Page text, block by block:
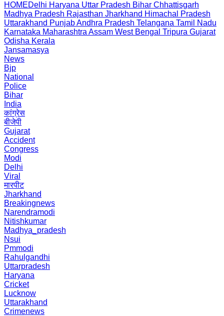
HOMEDelhi Haryana Uttar Pradesh Bihar Chhattisgarh
Madhya Pradesh Rajasthan Jharkhand Himachal Pradesh
Uttarakhand PunjabAndhra Pradesh Telangana Tamil Nadu
Karnataka Maharashtra Assam West Bengal Tripura Gujarat
Odisha Kerala
Jansamasya
News
Bjp
National
Police
Bihar
India
कांग्रेस
बीजेपी
Gujarat
Accident
Congress
Modi
Delhi
Viral
मारपीट
Jharkhand
Breakingnews
Narendramodi
Nitishkumar
Madhya_pradesh
Nsui
Pmmodi
Rahulgandhi
Uttarpradesh
Haryana
Cricket
Lucknow
Uttarakhand
Crimenews